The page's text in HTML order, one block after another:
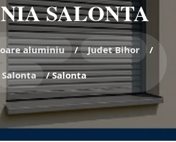
SALONTA
aluminiu / Judet Bihor /
Salonta /Salonta